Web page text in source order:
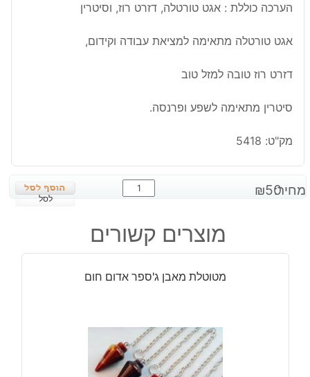
הערכה כוללת : אגט טורטלה, דזרט רוז, וסיטרין
אגט טורטלה מתאימה למציאת עבודה וקידום,
דזרט רוז טובה למזל טוב
סיטרין מתאימה לשפע ופרנסה.
מק"ט: 5418
מחיר: ₪50
כמות
של
הצלחה
וקידום
לסל
מוצרים קשורים
מטוטלת מאבן ג'ספר אדום חום